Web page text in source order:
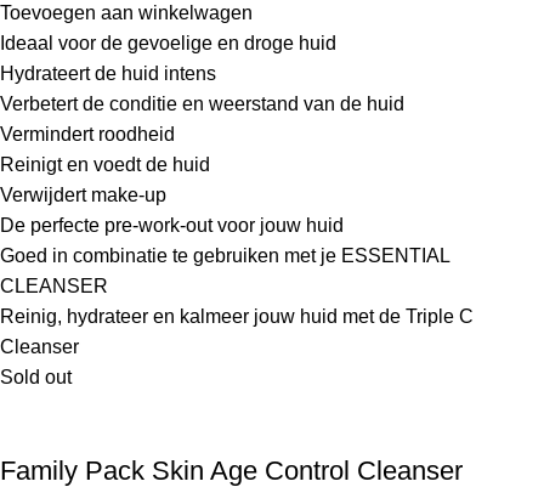
Toevoegen aan winkelwagen
Ideaal voor de gevoelige en droge huid
Hydrateert de huid intens
Verbetert de conditie en weerstand van de huid
Vermindert roodheid
Reinigt en voedt de huid
Verwijdert make-up
De perfecte pre-work-out voor jouw huid
Goed in combinatie te gebruiken met je ESSENTIAL
CLEANSER
Reinig, hydrateer en kalmeer jouw huid met de Triple C
Cleanser
Sold out
Family Pack Skin Age Control Cleanser